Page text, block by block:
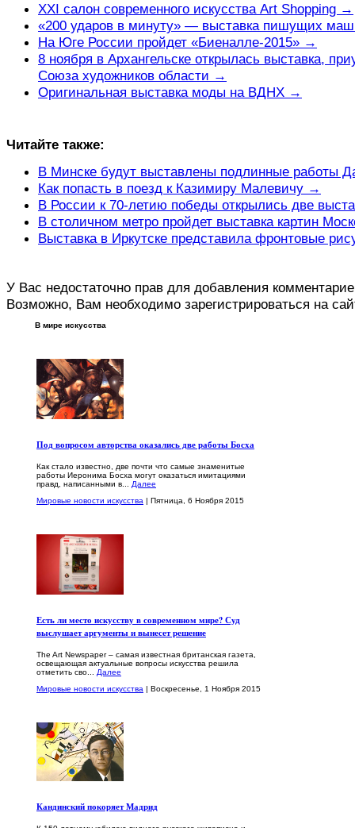
XXI салон современного искусства Art Shopping →
«200 ударов в минуту» — выставка пишущих
На Юге России пройдет «Биеналле-2015» →
8 ноября в Архангельске открылась выставка,
Союза художников области →
Оригинальная выставка моды на ВДНХ →
Читайте также:
В Минске будут выставлены подлинные работы
Как попасть в поезд к Казимиру Малевичу →
В России к 70-летию победы открылись две
В столичном метро пройдет выставка картин
Выставка в Иркутске представила фронтовые
У Вас недостаточно прав для добавления
Возможно, Вам необходимо зарегистрироваться на
В мире искусства
Под вопросом авторства оказались две работы Босха
Как стало известно, две почти что самые знаменитые
работы Иеронима Босха могут оказаться имитациями
правд, написанными в... Далее
Мировые новости искусства | Пятница, 6 Ноября 2015
Есть ли место искусству в современном мире? Суд
выслушает аргументы и вынесет решение
The Art Newspaper – самая известная британская газета,
освещающая актуальные вопросы искусства решила
отметить сво... Далее
Мировые новости искусства | Воскресенье, 1 Ноября 2015
Кандинский покоряет Мадрид